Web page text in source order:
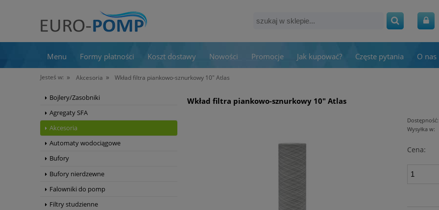
Menu Formy płatności Koszt dostawy Nowości Promocje Jak kupować? Częste pytania O nas
Jesteś w: » Akcesoria » Wkład filtra piankowo-sznurkowy 10" Atlas
Bojlery/Zasobniki
Agregaty SFA
Akcesoria
Automaty wodociągowe
Bufory
Bufory nierdzewne
Falowniki do pomp
Filtry studzienne
Wkład filtra piankowo-sznurkowy 10" Atlas
Dostępność:
Wysyłka w:
Cena: